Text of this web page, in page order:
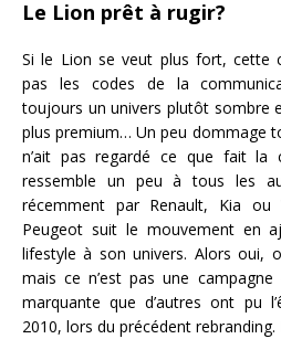
Le Lion prêt à rugir?
Si le Lion se veut plus fort, cette
pas les codes de la
toujours un univers plutôt sombre
plus premium… Un peu dommage
n’ait pas regardé ce que fait la
ressemble un peu à tous les
récemment par Renault, Kia ou
Peugeot suit le mouvement en
lifestyle à son univers. Alors oui,
mais ce n’est pas une
marquante que d’autres ont pu
2010, lors du précédent